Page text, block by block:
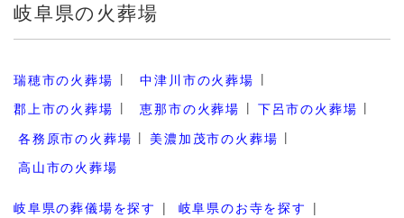
岐阜県の火葬場
瑞穂市の火葬場
中津川市の火葬場
郡上市の火葬場
恵那市の火葬場
下呂市の火葬場
各務原市の火葬場
美濃加茂市の火葬場
高山市の火葬場
岐阜県の葬儀場を探す
岐阜県のお寺を探す